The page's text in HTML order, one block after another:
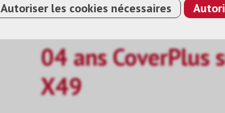
04 ans CoverPlus
X49
Autoriser les cookies nécessaires